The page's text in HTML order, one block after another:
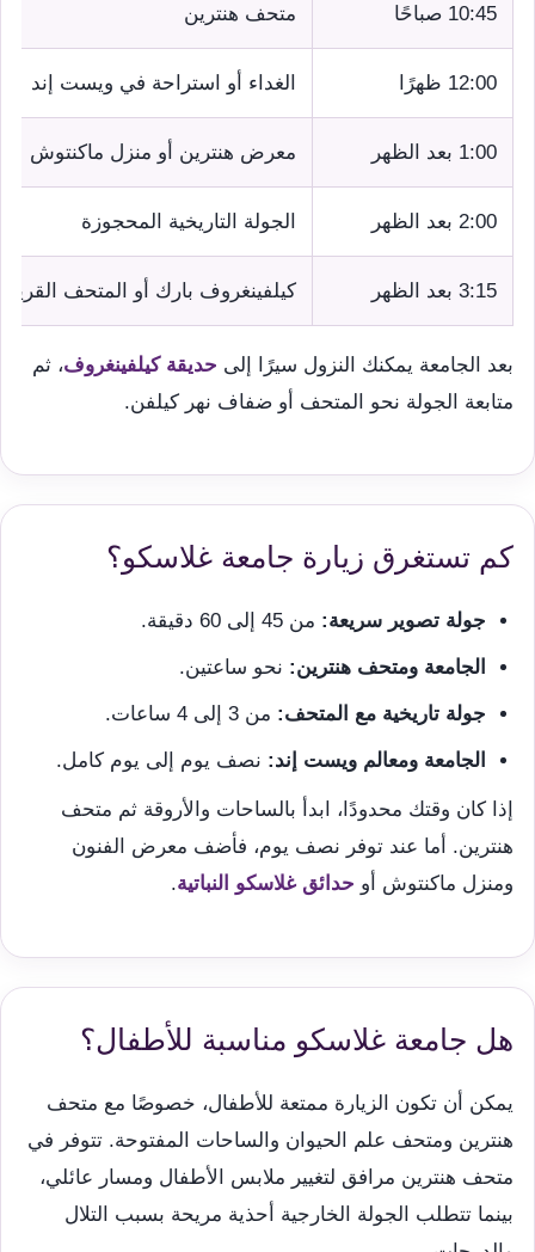
10:45 صباحًا متحف هنترين
12:00 ظهرًا الغداء أو استراحة في ويست إند
1:00 بعد الظهر معرض هنترين أو منزل ماكنتوش
2:00 بعد الظهر الجولة التاريخية المحجوزة
3:15 بعد الظهر كيلفينغروف بارك أو المتحف
بعد الجامعة يمكنك النزول سيرًا إلى حديقة كيلفينغروف، ثم
متابعة الجولة نحو المتحف أو ضفاف نهر كيلفن.
كم تستغرق زيارة جامعة غلاسكو؟
جولة تصوير سريعة: من 45 إلى 60 دقيقة.
الجامعة ومتحف هنترين: نحو ساعتين.
جولة تاريخية مع المتحف: من 3 إلى 4 ساعات.
الجامعة ومعالم ويست إند: نصف يوم إلى يوم كامل.
إذا كان وقتك محدودًا، ابدأ بالساحات والأروقة ثم متحف
هنترين. أما عند توفر نصف يوم، فأضف معرض الفنون
ومنزل ماكنتوش أو حدائق غلاسكو النباتية.
هل جامعة غلاسكو مناسبة للأطفال؟
يمكن أن تكون الزيارة ممتعة للأطفال، خصوصًا مع متحف
هنترين ومتحف علم الحيوان والساحات المفتوحة. تتوفر في
متحف هنترين مرافق لتغيير ملابس الأطفال ومسار عائلي،
بينما تتطلب الجولة الخارجية أحذية مريحة بسبب التلال